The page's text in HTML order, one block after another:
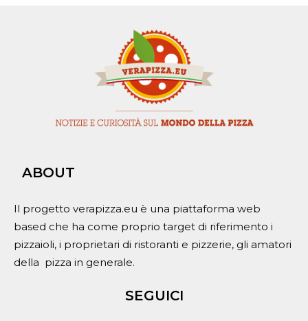
ABOUT
Il progetto verapizza.eu è una piattaforma web
based che ha come proprio target di riferimento i
pizzaioli, i proprietari di ristoranti e pizzerie, gli amatori
della pizza in generale.
SEGUICI